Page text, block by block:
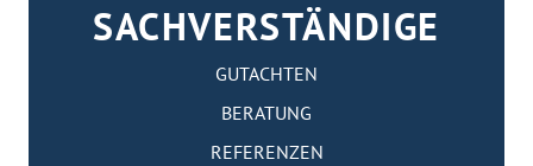
SACHVERSTÄNDIGE
GUTACHTEN
BERATUNG
REFERENZEN